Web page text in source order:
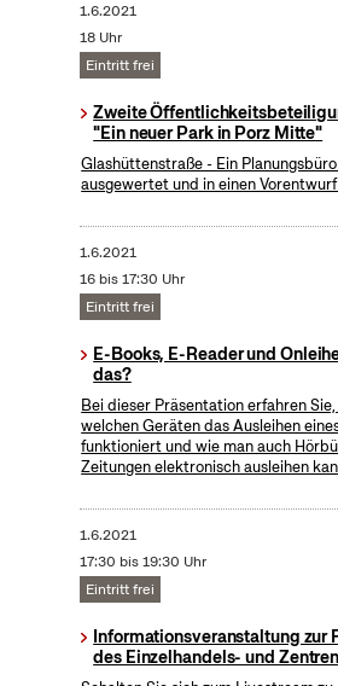
1.6.2021
18 Uhr
Eintritt frei
Zweite
"Ein neuer Park in Porz Mitte"
Glashüttenstraße - Ein
ausgewertet und in einen
1.6.2021
16 bis 17:30 Uhr
Eintritt frei
E-Books, E-Reader und
das?
Bei dieser Präsentation erfahren
welchen Geräten das Ausleihen
funktioniert und wie man auch
Zeitungen elektronisch ausleihen
1.6.2021
17:30 bis 19:30 Uhr
Eintritt frei
Informationsveranstaltung zur
des Einzelhandels- und